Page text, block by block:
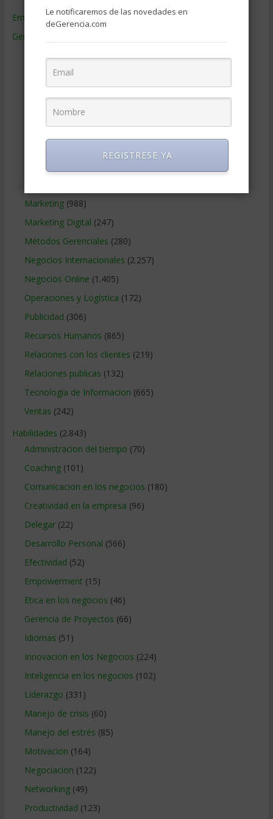
Empresas de Gerencia(38)
Gerencia
Contabilidad(466)
Educacion Gerencial(454)
Estrategia Empresarial
Finanzas Corporativas(748)
Marketing(988)
Marketing Digital (247)
Métodos Gerenciales (280)
Negocios Internacionales (2.257)
Negocios Online (1.405)
Operaciones y Logística (172)
Publicidad (306)
Recursos Humanos (865)
Relaciones con los clientes (219)
Relaciones publicas (132)
Tecnologia de Informacion (665)
Ventas (242)
Habilidades (2.843)
Administracion del tiempo (70)
Coaching(101)
Comunicacion en los negocios (180)
Creatividad en la empresa (96)
Delegar(22)
Desarrollo Personal (566)
Efectividad (52)
Empowerment (15)
Etica en los negocios (46)
Gerencia de Proyectos (66)
Idiomas (51)
Innovacion en los Negocios (224)
Inteligencia en los negocios (102)
Liderazgo (331)
Manejo de crisis (60)
Manejo del estrés (85)
Motivacion (164)
Negociacion (122)
Networking(49)
Productividad (123)
Le notificaremos de las novedades en
deGerencia.com
REGISTRESE YA